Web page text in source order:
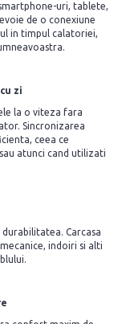
uri, tablete,
de o conexiune
in timpul calatoriei,
zi
la o viteza fara
Sincronizarea
ceea ce
atunci cand utilizati
durabilitatea. Carcasa
indoiri si alti